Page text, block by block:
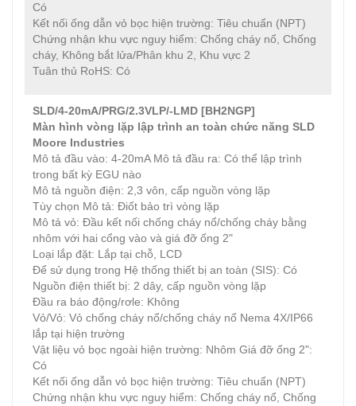
Có
Kết nối ống dẫn vỏ bọc hiện trường: Tiêu chuẩn (NPT)
Chứng nhận khu vực nguy hiểm: Chống cháy nổ, Chống
cháy, Không bắt lửa/Phân khu 2, Khu vực 2
Tuân thủ RoHS: Có
SLD/4-20mA/PRG/2.3VLP/-LMD [BH2NGP]
Màn hình vòng lặp lập trình an toàn chức năng SLD
Moore Industries
Mô tả đầu vào: 4-20mA Mô tả đầu ra: Có thể lập trình
trong bất kỳ EGU nào
Mô tả nguồn điện: 2,3 vôn, cấp nguồn vòng lặp
Tùy chọn Mô tả: Điốt bảo trì vòng lặp
Mô tả vỏ: Đầu kết nối chống cháy nổ/chống cháy bằng
nhôm với hai cổng vào và giá đỡ ống 2"
Loại lắp đặt: Lắp tại chỗ, LCD
Để sử dụng trong Hệ thống thiết bị an toàn (SIS): Có
Nguồn điện thiết bị: 2 dây, cấp nguồn vòng lặp
Đầu ra báo động/rơle: Không
Vỏ/Vỏ: Vỏ chống cháy nổ/chống cháy nổ Nema 4X/IP66
lắp tại hiện trường
Vật liệu vỏ bọc ngoài hiện trường: Nhôm Giá đỡ ống 2":
Có
Kết nối ống dẫn vỏ bọc hiện trường: Tiêu chuẩn (NPT)
Chứng nhận khu vực nguy hiểm: Chống cháy nổ, Chống